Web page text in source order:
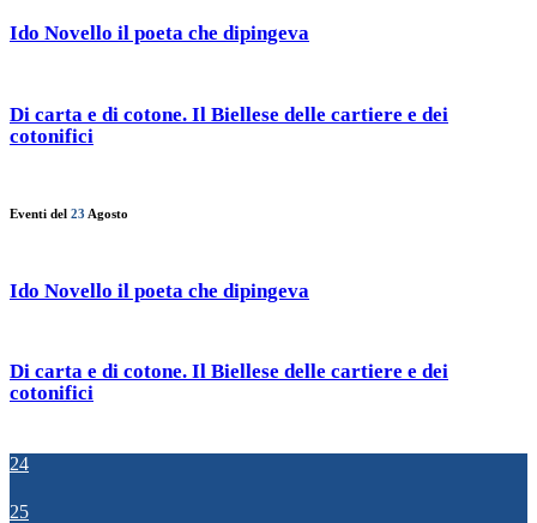
Ido Novello il poeta che dipingeva
Di carta e di cotone. Il Biellese delle cartiere e dei
cotonifici
Eventi del 23 Agosto
Ido Novello il poeta che dipingeva
Di carta e di cotone. Il Biellese delle cartiere e dei
cotonifici
24
25